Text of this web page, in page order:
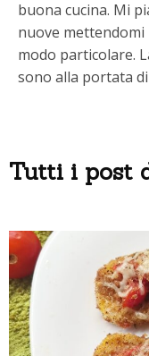
buona cucina. Mi
nuove
modo particolare.
sono alla portata
Tutti i post